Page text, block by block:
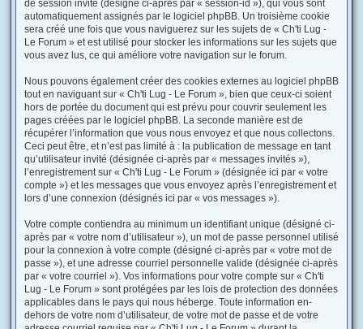
de session invité (désigné ci-après par « session-id »), qui vous sont
automatiquement assignés par le logiciel phpBB. Un troisième cookie
sera créé une fois que vous naviguerez sur les sujets de « Ch'ti Lug -
Le Forum » et est utilisé pour stocker les informations sur les sujets que
vous avez lus, ce qui améliore votre navigation sur le forum.
Nous pouvons également créer des cookies externes au logiciel phpBB
tout en naviguant sur « Ch'ti Lug - Le Forum », bien que ceux-ci soient
hors de portée du document qui est prévu pour couvrir seulement les
pages créées par le logiciel phpBB. La seconde manière est de
récupérer l’information que vous nous envoyez et que nous collectons.
Ceci peut être, et n’est pas limité à : la publication de message en tant
qu’utilisateur invité (désignée ci-après par « messages invités »),
l’enregistrement sur « Ch'ti Lug - Le Forum » (désignée ici par « votre
compte ») et les messages que vous envoyez après l’enregistrement et
lors d’une connexion (désignés ici par « vos messages »).
Votre compte contiendra au minimum un identifiant unique (désigné ci-
après par « votre nom d’utilisateur »), un mot de passe personnel utilisé
pour la connexion à votre compte (désigné ci-après par « votre mot de
passe »), et une adresse courriel personnelle valide (désignée ci-après
par « votre courriel »). Vos informations pour votre compte sur « Ch'ti
Lug - Le Forum » sont protégées par les lois de protection des données
applicables dans le pays qui nous héberge. Toute information en-
dehors de votre nom d’utilisateur, de votre mot de passe et de votre